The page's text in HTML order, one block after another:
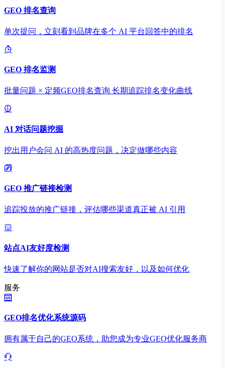
GEO 排名查询
单次提问，立刻看到品牌在多个 AI 平台回答中的排名
GEO 排名监测
批量问题 × 定频GEO排名查询 长期追踪排名变化曲线
AI 对话问题挖掘
挖出用户会问 AI 的高热度问题，决定做哪些内容
GEO 推广链接检测
追踪投放的推广链接，评估哪些渠道真正被 AI 引用
站点AI友好度检测
快速了解你的网站是否对AI搜索友好，以及如何优化
服务
GEO排名优化系统源码
拥有属于自己的GEO系统，助您成为专业GEO优化服务商